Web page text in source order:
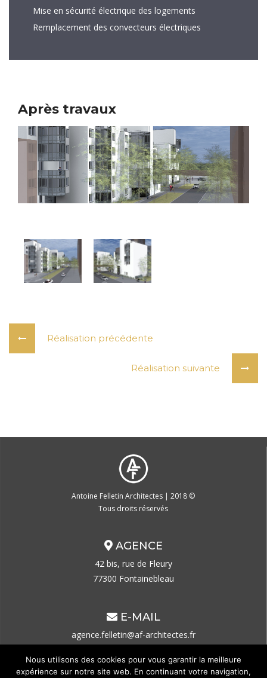
Mise en sécurité électrique des logements
Remplacement des convecteurs électriques
Après travaux
Réalisation précédente
Réalisation suivante
Antoine Felletin Architectes | 2018 ©
Tous droits réservés
AGENCE
42 bis, rue de Fleury
77300 Fontainebleau
E-MAIL
agence.felletin@af-architectes.fr
CONTACT
Nous utilisons des cookies pour vous garantir la meilleure
expérience sur notre site web. En continuant votre navigation,